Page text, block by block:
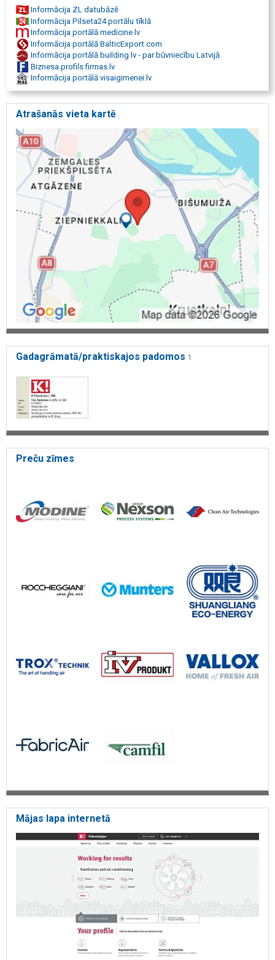
difuzori
tekstila difuzori
tekstila gaisa vadu sistēmas
ugunsdrošības vārsti
gaisa regulēšanas vārsti
trokšņu slāpētāji
jumta ventilatori
dūmu nosūces ventilatori
Informācija ZL datubāzē
Informācija Pilseta24 portālu tīklā
Informācija portālā medicine.lv
Informācija portālā BalticExport.com
Informācija portālā building.lv - par būvniecību Latvijā
Biznesa profils firmas.lv
Informācija portālā visaigimenei.lv
Atrašanās vieta kartē
Gadagrāmatā/praktiskajos padomos 1
Preču zīmes
Mājas lapa internetā